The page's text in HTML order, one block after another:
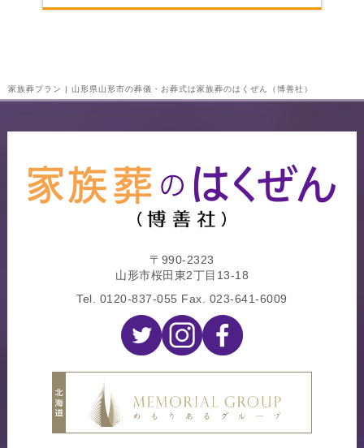
家族葬プラン | 山形県山形市の葬儀・お葬式は家族葬のはくぜん（博善社）
〒990-2323
山形市桜田東2丁目13-18
Tel. 0120-837-055 Fax. 023-641-6009